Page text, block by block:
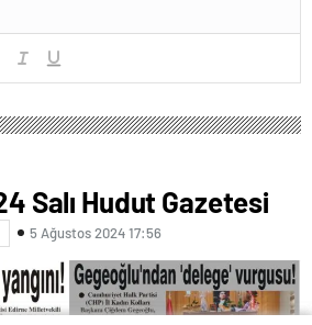
Salı Hudut Gazetesi
5 Ağustos 2024 17:56